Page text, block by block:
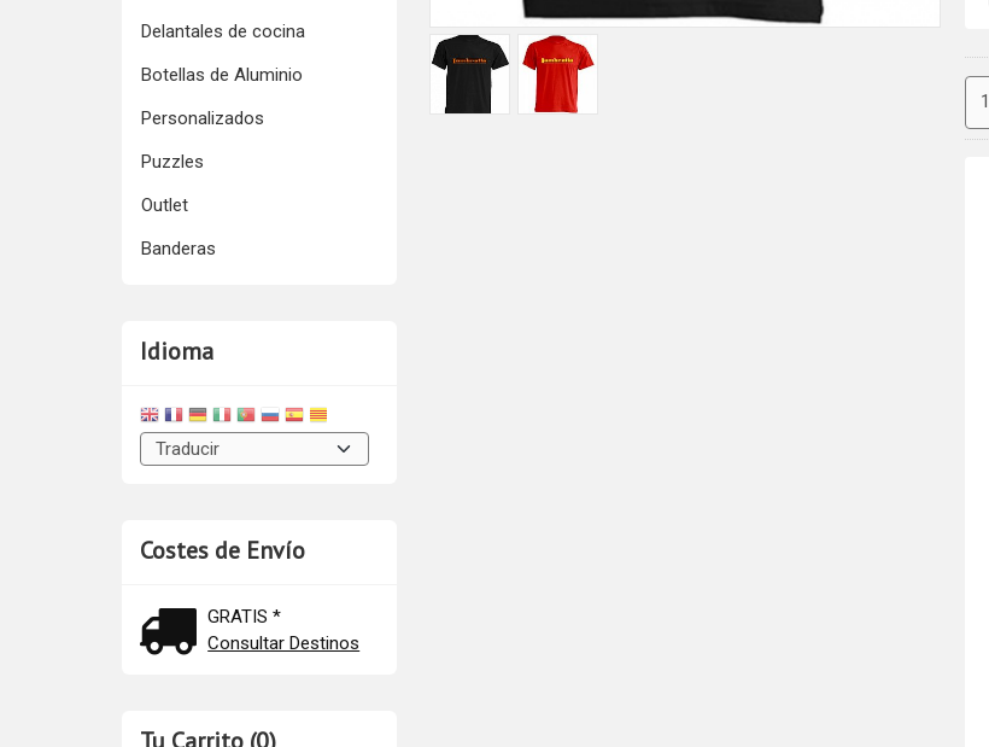
Delantales de cocina
Botellas de Aluminio
Personalizados
Puzzles
Outlet
Banderas
Idioma
Costes de Envío
GRATIS *
Consultar Destinos